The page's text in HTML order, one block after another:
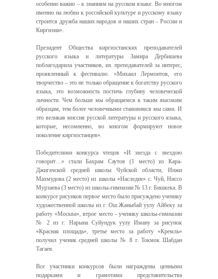
особенно важно – к знаниям на русском языке. Во многом
именно на любви к российской культуре и русскому языку
строится дружба наших народов и наших стран – России и
Киргизии».
Президент Общества киргизстанских преподавателей
русского языка и литературы Замира Дербишева
поблагодарила участников, их преподавателей за интерес,
проявленный к фестивалю. «Михаил Лермонтов, его
творчество – это не только обращение к богатству русского
языка, это возможность постичь глубину человеческой
личности. Чем больше мы обращаемся к таким высоким
образцам, тем более человечными становимся мы сами. И
это великая миссия русской литературы и русского языка,
которые, несомненно, во многом формируют новое
поколение киргизстанцев».
Победителями конкурса чтецов «И звезда с звездою
говорит…» стали Бахрам Саутов (1 место) из Кара-
Джигачской средней школы Чуйской области, Инжи
Махмудова (2 место) из школы «Наследие» с. Чуй, Ниссо
Мурзаева (3 место) из школы-гимназии № 13 г. Бишкека. В
конкурсе рисунков первое место было присуждено ученику
художественной школы из г. Ош Жаныбай уулу Айбеку за
работу «Москва», втрое место - ученику школы-гимназии
№ 2 из г. Нарына Суйундук уулу Иману за рисунок
«Красная площадь», третье место за работу «Кремль»
получил ученик средней школы № 8 г. Токмок Шабдан
Тагаев.
Все участники конкурсов были награждены ценными
подарками и грамотами представительства